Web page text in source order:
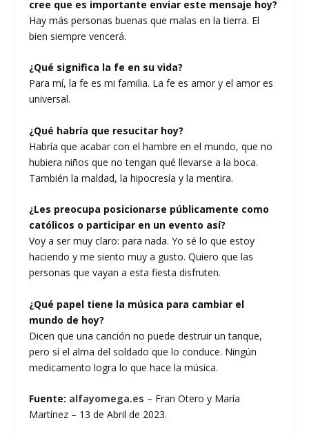
cree que es importante enviar este mensaje hoy?
Hay más personas buenas que malas en la tierra. El
bien siempre vencerá.
¿Qué significa la fe en su vida?
Para mí, la fe es mi familia. La fe es amor y el amor es
universal.
¿Qué habría que resucitar hoy?
Habría que acabar con el hambre en el mundo, que no
hubiera niños que no tengan qué llevarse a la boca.
También la maldad, la hipocresía y la mentira.
¿Les preocupa posicionarse públicamente como
católicos o participar en un evento así?
Voy a ser muy claro: para nada. Yo sé lo que estoy
haciendo y me siento muy a gusto. Quiero que las
personas que vayan a esta fiesta disfruten.
¿Qué papel tiene la música para cambiar el
mundo de hoy?
Dicen que una canción no puede destruir un tanque,
pero sí el alma del soldado que lo conduce. Ningún
medicamento logra lo que hace la música.
Fuente: alfayomega.es – Fran Otero y María
Martínez – 13 de Abril de 2023.